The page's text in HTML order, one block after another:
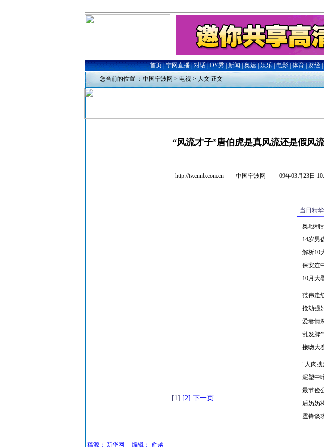
您当前的位置 ： 中国宁波网 > 电视 > 人文 正文
“风流才子”唐伯虎是真风流还是假风
http://tv.cnnb.com.cn 中国宁波网 09年03月23日
[1] [2] 下一页
当日精华
· 奥地利
· 14岁男
· 解析10
· 保安连
· 10月大
· 范伟走
· 抢劫强
· 爱妻情
· 乱发脾
· 接吻大
· "人肉搜
· 泥塑中
· 最节俭
· 后奶奶
· 霆锋谈
稿源： 新华网 编辑： 俞越